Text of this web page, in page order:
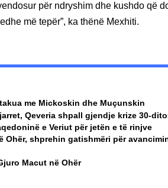
për ndryshim dhe kushdo që
më tepër”, ka thënë Mexhiti.
me Mickoskin dhe Muçunskin
Qeveria shpall gjendje krize 30-
e Veriut për jetën e të rinjve
shprehin gatishmëri për
Macut në Ohër